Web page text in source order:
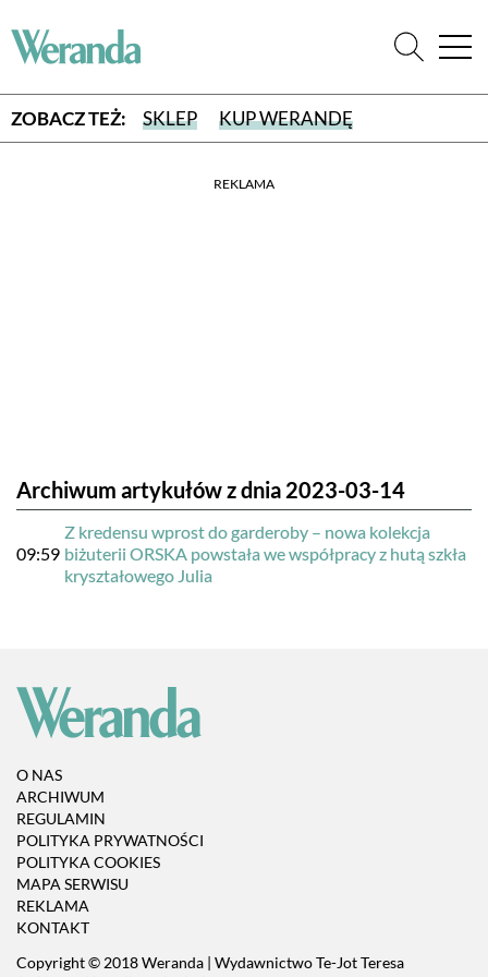
ZOBACZ TEŻ: SKLEP KUP WERANDĘ
REKLAMA
Archiwum artykułów z dnia 2023-03-14
09:59
Z kredensu wprost do garderoby – nowa kolekcja
biżuterii ORSKA powstała we współpracy z hutą szkła
kryształowego Julia
O NAS
ARCHIWUM
REGULAMIN
POLITYKA PRYWATNOŚCI
POLITYKA COOKIES
MAPA SERWISU
REKLAMA
KONTAKT
Copyright © 2018 Weranda | Wydawnictwo Te-Jot Teresa